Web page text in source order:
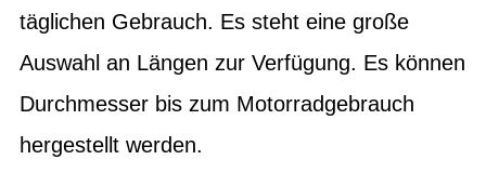
täglichen Gebrauch. Es steht eine große
Auswahl an Längen zur Verfügung. Es können
Durchmesser bis zum Motorradgebrauch
hergestellt werden.